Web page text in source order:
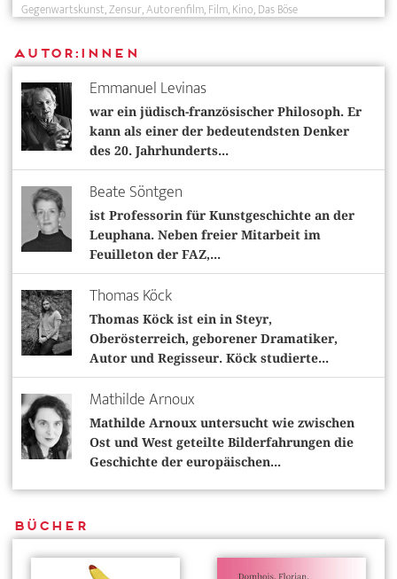
Gegenwartskunst Zensur Autorenfilm Film Kino Das Böse
Autor:innen
Emmanuel Levinas
war ein jüdisch-französischer Philosoph. Er
kann als einer der bedeutendsten Denker
des 20. Jahrhunderts...
Beate Söntgen
ist Professorin für Kunstgeschichte an der
Leuphana. Neben freier Mitarbeit im
Feuilleton der FAZ,...
Thomas Köck
Thomas Köck ist ein in Steyr,
Oberösterreich, geborener Dramatiker,
Autor und Regisseur. Köck studierte...
Mathilde Arnoux
Mathilde Arnoux untersucht wie zwischen
Ost und West geteilte Bilderfahrungen die
Geschichte der europäischen...
Bücher